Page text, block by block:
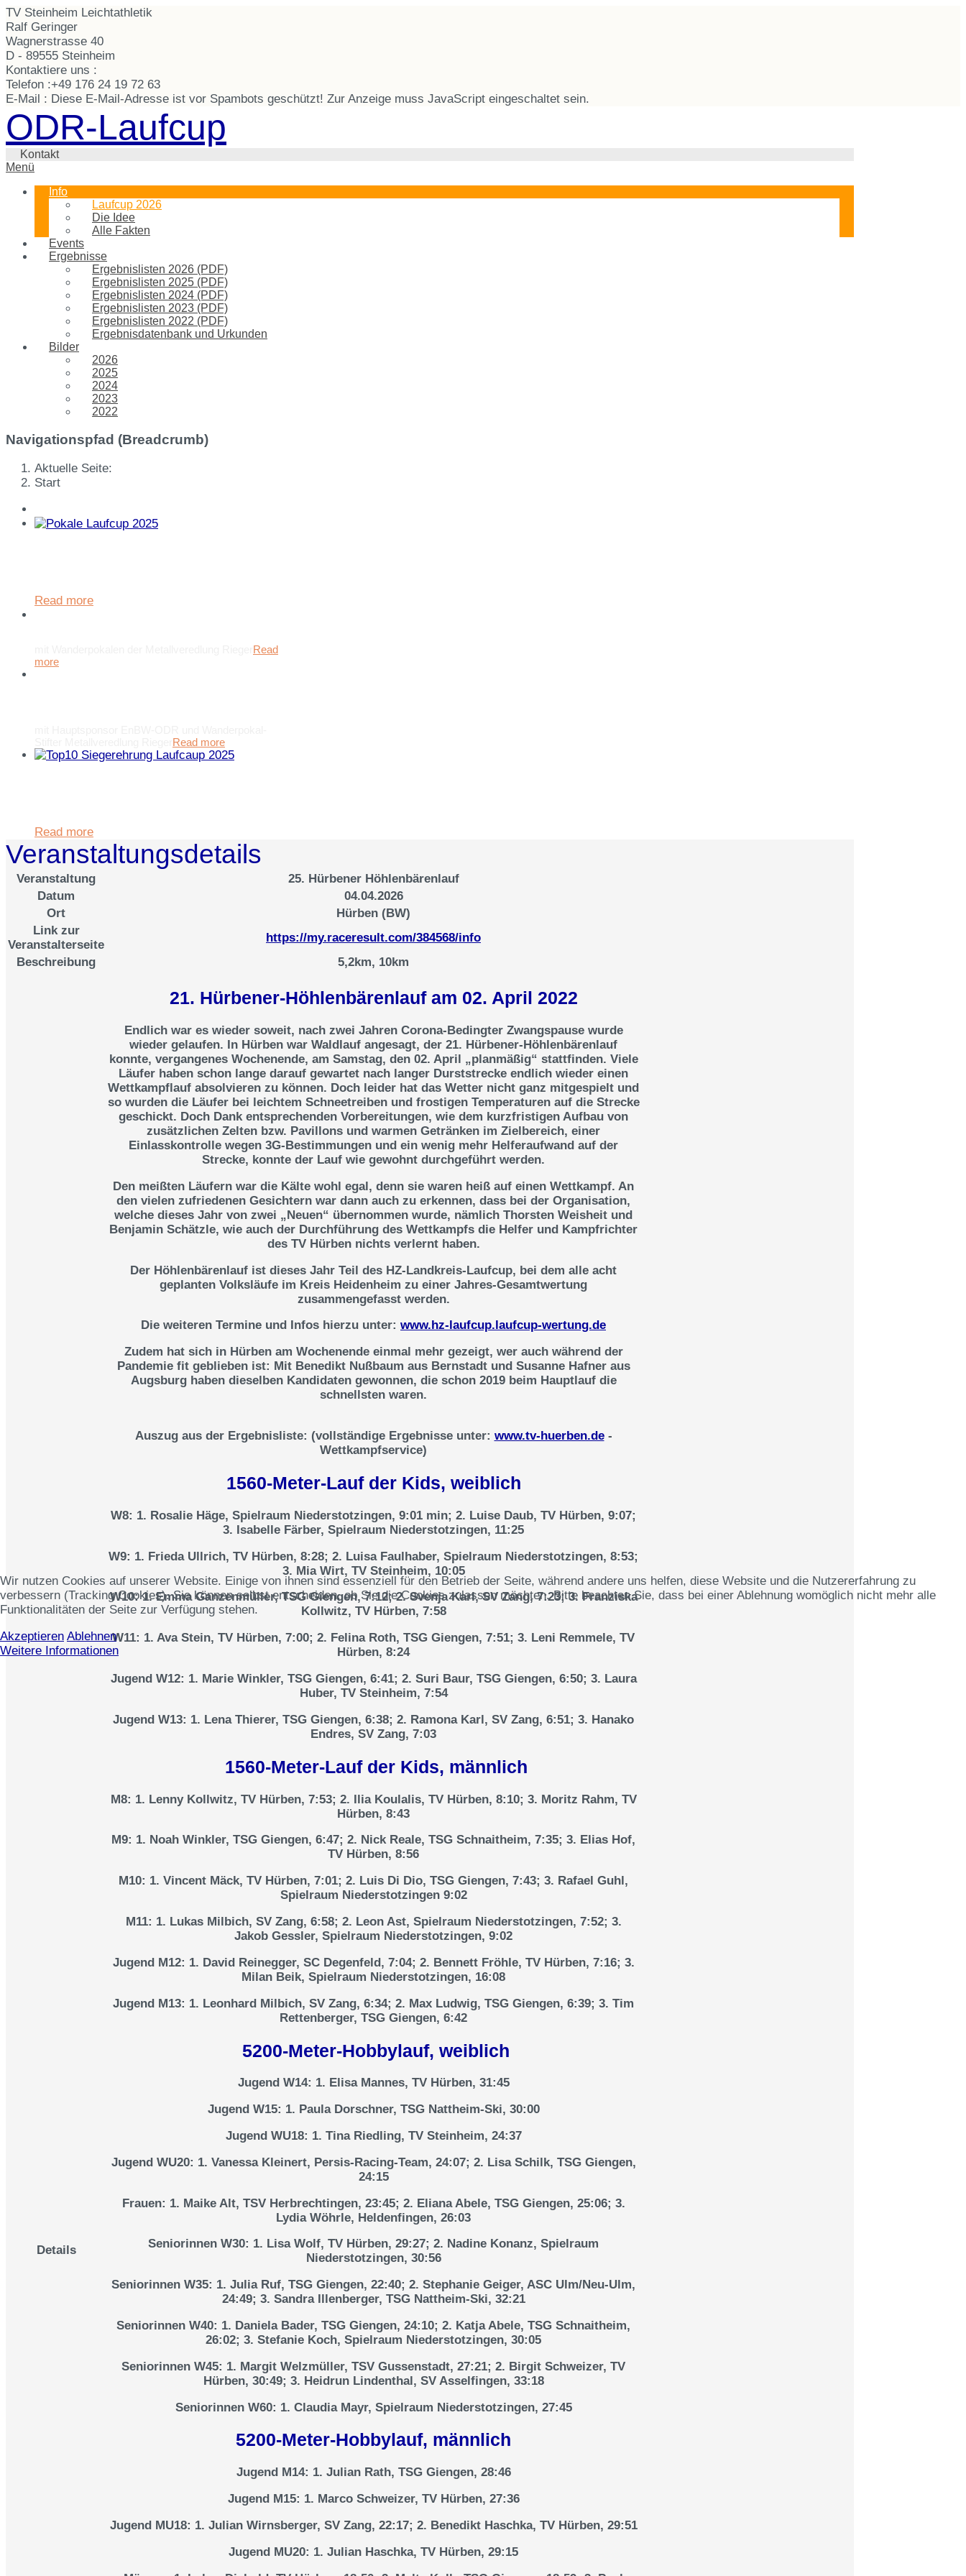
TV Steinheim Leichtathletik
Ralf Geringer
Wagnerstrasse 40
D - 89555 Steinheim
Kontaktiere uns :
Telefon :+49 176 24 19 72 63
E-Mail : Diese E-Mail-Adresse ist vor Spambots geschützt! Zur Anzeige muss JavaScript eingeschaltet sein.
ODR-Laufcup
Kontakt
Menü
Info
Laufcup 2026
Die Idee
Alle Fakten
Events
Ergebnisse
Ergebnislisten 2026 (PDF)
Ergebnislisten 2025 (PDF)
Ergebnislisten 2024 (PDF)
Ergebnislisten 2023 (PDF)
Ergebnislisten 2022 (PDF)
Ergebnisdatenbank und Urkunden
Bilder
2026
2025
2024
2023
2022
Navigationspfad (Breadcrumb)
Aktuelle Seite:
Start
Read more
Read
more
Read more
Read more
Veranstaltungsdetails
Veranstaltung
25. Hürbener Höhlenbärenlauf
Datum
04.04.2026
Ort
Hürben (BW)
Link zur
Veranstalterseite
https://my.raceresult.com/384568/info
Beschreibung
5,2km, 10km
Details
21. Hürbener-Höhlenbärenlauf am 02. April 2022
Endlich war es wieder soweit, nach zwei Jahren Corona-Bedingter Zwangspause wurde
wieder gelaufen. In Hürben war Waldlauf angesagt, der 21. Hürbener-Höhlenbärenlauf
konnte, vergangenes Wochenende, am Samstag, den 02. April „planmäßig“ stattfinden. Viele
Läufer haben schon lange darauf gewartet nach langer Durststrecke endlich wieder einen
Wettkampflauf absolvieren zu können. Doch leider hat das Wetter nicht ganz mitgespielt und
so wurden die Läufer bei leichtem Schneetreiben und frostigen Temperaturen auf die Strecke
geschickt. Doch Dank entsprechenden Vorbereitungen, wie dem kurzfristigen Aufbau von
zusätzlichen Zelten bzw. Pavillons und warmen Getränken im Zielbereich, einer
Einlasskontrolle wegen 3G-Bestimmungen und ein wenig mehr Helferaufwand auf der
Strecke, konnte der Lauf wie gewohnt durchgeführt werden.
Den meißten Läufern war die Kälte wohl egal, denn sie waren heiß auf einen Wettkampf. An
den vielen zufriedenen Gesichtern war dann auch zu erkennen, dass bei der Organisation,
welche dieses Jahr von zwei „Neuen“ übernommen wurde, nämlich Thorsten Weisheit und
Benjamin Schätzle, wie auch der Durchführung des Wettkampfs die Helfer und Kampfrichter
des TV Hürben nichts verlernt haben.
Der Höhlenbärenlauf ist dieses Jahr Teil des HZ-Landkreis-Laufcup, bei dem alle acht
geplanten Volksläufe im Kreis Heidenheim zu einer Jahres-Gesamtwertung
zusammengefasst werden.
Die weiteren Termine und Infos hierzu unter: www.hz-laufcup.laufcup-wertung.de
Zudem hat sich in Hürben am Wochenende einmal mehr gezeigt, wer auch während der
Pandemie fit geblieben ist: Mit Benedikt Nußbaum aus Bernstadt und Susanne Hafner aus
Augsburg haben dieselben Kandidaten gewonnen, die schon 2019 beim Hauptlauf die
schnellsten waren.
Auszug aus der Ergebnisliste: (vollständige Ergebnisse unter: www.tv-huerben.de-
Wettkampfservice)
1560-Meter-Lauf der Kids, weiblich
W8: 1. Rosalie Häge, Spielraum Niederstotzingen, 9:01 min; 2. Luise Daub, TV Hürben, 9:07;
3. Isabelle Färber, Spielraum Niederstotzingen, 11:25
W9: 1. Frieda Ullrich, TV Hürben, 8:28; 2. Luisa Faulhaber, Spielraum Niederstotzingen, 8:53;
3. Mia Wirt, TV Steinheim, 10:05
W10:1. Emma Ganzenmüller, TSG Giengen, 7:12; 2. Svenja Karl, SV Zang, 7:23; 3. Franziska
Kollwitz, TV Hürben, 7:58
W11: 1. Ava Stein, TV Hürben, 7:00; 2. Felina Roth, TSG Giengen, 7:51; 3. Leni Remmele, TV
Hürben, 8:24
Jugend W12: 1. Marie Winkler, TSG Giengen, 6:41; 2. Suri Baur, TSG Giengen, 6:50; 3. Laura
Huber, TV Steinheim, 7:54
Jugend W13: 1. Lena Thierer, TSG Giengen, 6:38; 2. Ramona Karl, SV Zang, 6:51; 3. Hanako
Endres, SV Zang, 7:03
1560-Meter-Lauf der Kids, männlich
M8: 1. Lenny Kollwitz, TV Hürben, 7:53; 2. Ilia Koulalis, TV Hürben, 8:10; 3. Moritz Rahm, TV
Hürben, 8:43
M9: 1. Noah Winkler, TSG Giengen, 6:47; 2. Nick Reale, TSG Schnaitheim, 7:35; 3. Elias Hof,
TV Hürben, 8:56
M10: 1. Vincent Mäck, TV Hürben, 7:01; 2. Luis Di Dio, TSG Giengen, 7:43; 3. Rafael Guhl,
Spielraum Niederstotzingen 9:02
M11: 1. Lukas Milbich, SV Zang, 6:58; 2. Leon Ast, Spielraum Niederstotzingen, 7:52; 3.
Jakob Gessler, Spielraum Niederstotzingen, 9:02
Jugend M12: 1. David Reinegger, SC Degenfeld, 7:04; 2. Bennett Fröhle, TV Hürben, 7:16; 3.
Milan Beik, Spielraum Niederstotzingen, 16:08
Jugend M13: 1. Leonhard Milbich, SV Zang, 6:34; 2. Max Ludwig, TSG Giengen, 6:39; 3. Tim
Rettenberger, TSG Giengen, 6:42
5200-Meter-Hobbylauf, weiblich
Jugend W14: 1. Elisa Mannes, TV Hürben, 31:45
Jugend W15: 1. Paula Dorschner, TSG Nattheim-Ski, 30:00
Jugend WU18: 1. Tina Riedling, TV Steinheim, 24:37
Jugend WU20: 1. Vanessa Kleinert, Persis-Racing-Team, 24:07; 2. Lisa Schilk, TSG Giengen,
24:15
Frauen: 1. Maike Alt, TSV Herbrechtingen, 23:45; 2. Eliana Abele, TSG Giengen, 25:06; 3.
Lydia Wöhrle, Heldenfingen, 26:03
Seniorinnen W30: 1. Lisa Wolf, TV Hürben, 29:27; 2. Nadine Konanz, Spielraum
Niederstotzingen, 30:56
Seniorinnen W35: 1. Julia Ruf, TSG Giengen, 22:40; 2. Stephanie Geiger, ASC Ulm/Neu-Ulm,
24:49; 3. Sandra Illenberger, TSG Nattheim-Ski, 32:21
Seniorinnen W40: 1. Daniela Bader, TSG Giengen, 24:10; 2. Katja Abele, TSG Schnaitheim,
26:02; 3. Stefanie Koch, Spielraum Niederstotzingen, 30:05
Seniorinnen W45: 1. Margit Welzmüller, TSV Gussenstadt, 27:21; 2. Birgit Schweizer, TV
Hürben, 30:49; 3. Heidrun Lindenthal, SV Asselfingen, 33:18
Seniorinnen W60: 1. Claudia Mayr, Spielraum Niederstotzingen, 27:45
5200-Meter-Hobbylauf, männlich
Jugend M14: 1. Julian Rath, TSG Giengen, 28:46
Jugend M15: 1. Marco Schweizer, TV Hürben, 27:36
Jugend MU18: 1. Julian Wirnsberger, SV Zang, 22:17; 2. Benedikt Haschka, TV Hürben, 29:51
Jugend MU20: 1. Julian Haschka, TV Hürben, 29:15
Wir nutzen Cookies auf unserer Website. Einige von ihnen sind essenziell für den Betrieb der Seite, während andere uns helfen, diese Website und die Nutzererfahrung zu
verbessern (Tracking Cookies). Sie können selbst entscheiden, ob Sie die Cookies zulassen möchten. Bitte beachten Sie, dass bei einer Ablehnung womöglich nicht mehr alle
Funktionalitäten der Seite zur Verfügung stehen.
Akzeptieren Ablehnen
Weitere Informationen